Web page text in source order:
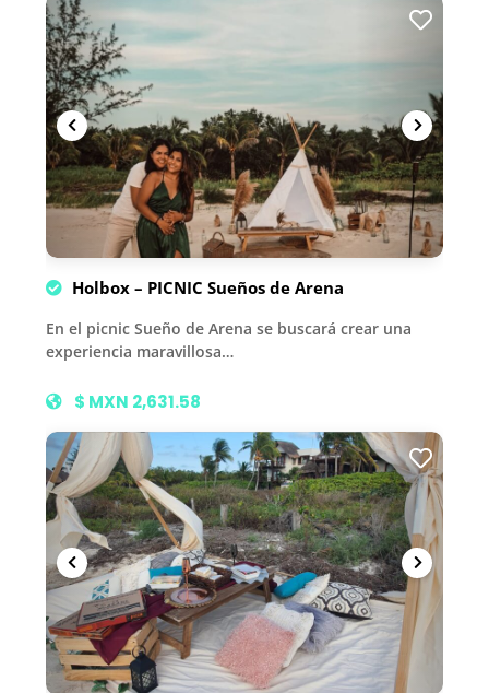
Holbox – PICNIC Sueños de Arena
En el picnic Sueño de Arena se buscará crear una
experiencia maravillosa…
$ MXN 2,631.58